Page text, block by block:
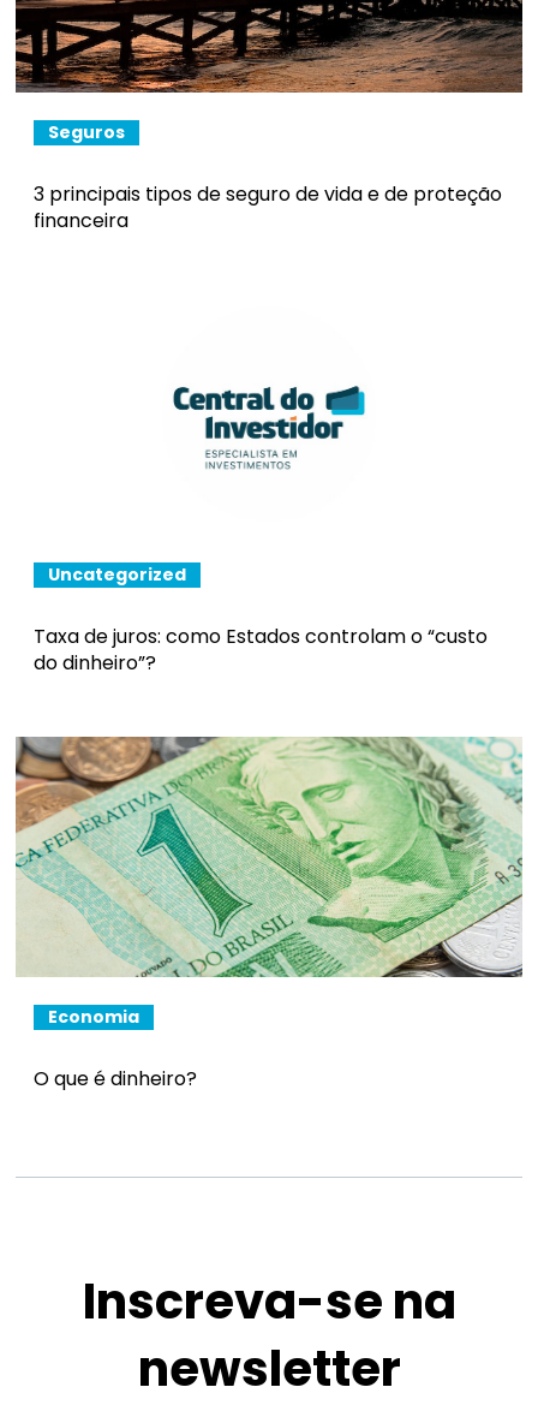
Seguros
3 principais tipos de seguro de vida e de proteção
financeira
Uncategorized
Taxa de juros: como Estados controlam o “custo
do dinheiro”?
Economia
O que é dinheiro?
Inscreva-se na
newsletter